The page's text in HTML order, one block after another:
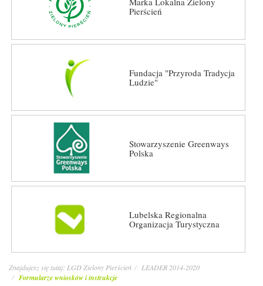
Pierścień
Fundacja "Przyroda Tradycja
Ludzie"
Stowarzyszenie Greenways
Polska
Lubelska Regionalna
Organizacja Turystyczna
Znajdujesz się tutaj: LGD Zielony Pierścień LEADER 2014-2020
Formularze wniosków i instrukcje